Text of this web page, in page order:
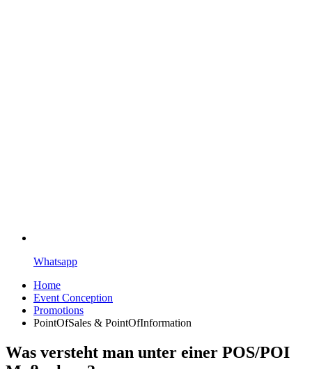
Whatsapp
Home
Event Conception
Promotions
PointOfSales & PointOfInformation
Was versteht man unter einer POS/POI